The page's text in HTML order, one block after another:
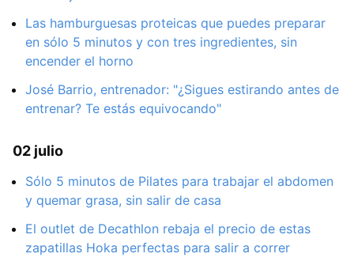
Las hamburguesas proteicas que puedes preparar
en sólo 5 minutos y con tres ingredientes, sin
encender el horno
José Barrio, entrenador: "¿Sigues estirando antes de
entrenar? Te estás equivocando"
02 julio
Sólo 5 minutos de Pilates para trabajar el abdomen
y quemar grasa, sin salir de casa
El outlet de Decathlon rebaja el precio de estas
zapatillas Hoka perfectas para salir a correr